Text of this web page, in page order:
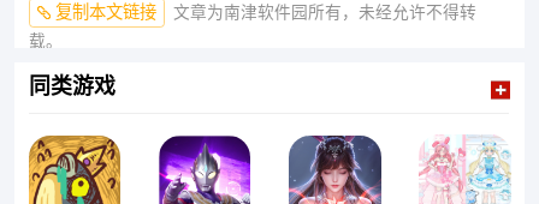
复制本文链接
文章为南津软件园所有，未经允许不得转
载。
同类游戏